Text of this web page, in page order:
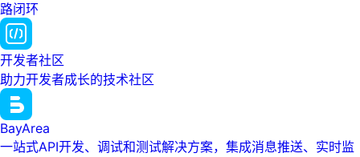
路闭环
开发者社区
助力开发者成长的技术社区
BayArea
一站式API开发、调试和测试解决方案，集成消息推送、实时监